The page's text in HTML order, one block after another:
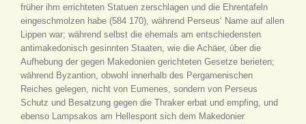
früher ihm errichteten Statuen zerschlagen und die Ehrentafeln
eingeschmolzen habe (584 170), während Perseus‘ Name auf allen
Lippen war; während selbst die ehemals am entschiedensten
antimakedonisch gesinnten Staaten, wie die Achäer, über die
Aufhebung der gegen Makedonien gerichteten Gesetze berieten;
während Byzantion, obwohl innerhalb des Pergamenischen
Reiches gelegen, nicht von Eumenes, sondern von Perseus
Schutz und Besatzung gegen die Thraker erbat und empfing, und
ebenso Lampsakos am Hellespont sich dem Makedonier